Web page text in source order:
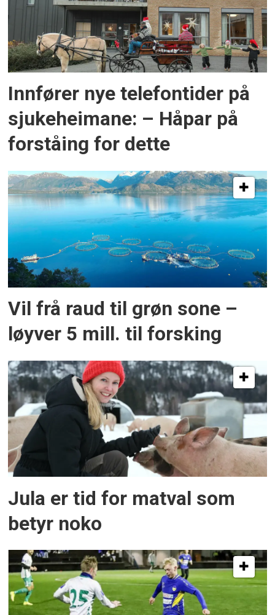
Innfører nye telefontider på
sjukeheimane: – Håpar på
forståing for dette
Vil frå raud til grøn sone –
løyver 5 mill. til forsking
Jula er tid for matval som
betyr noko